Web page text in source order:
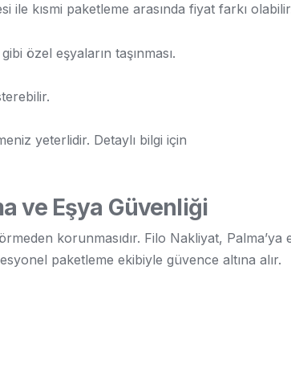
ile kısmi paketleme arasında fiyat farkı
özel eşyaların taşınması.
yeterlidir. Detaylı bilgi için
ve Eşya Güvenliği
korunmasıdır. Filo Nakliyat, Palma’ya
paketleme ekibiyle güvence altına alır.